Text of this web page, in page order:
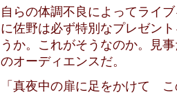
自らの体調不良によってライ
に佐野は必ず特別なプレゼン
うか。これがそうなのか。見
のオーディエンスだ。
「真夜中の扉に足をかけて